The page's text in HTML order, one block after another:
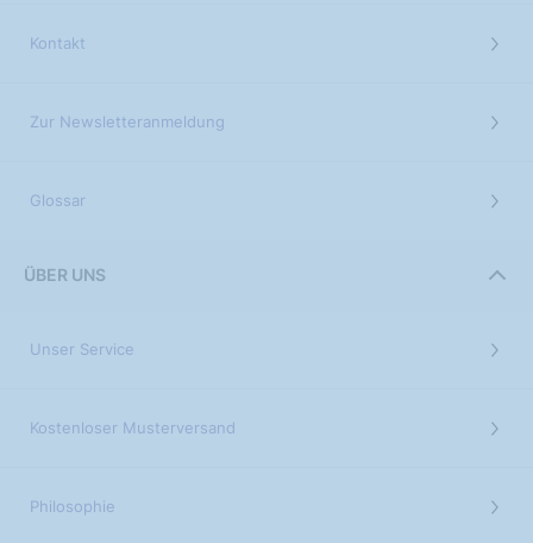
Kontakt
Zur Newsletteranmeldung
Glossar
ÜBER UNS
Unser Service
Kostenloser Musterversand
Philosophie